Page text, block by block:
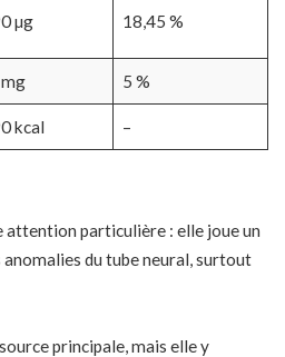
µg 18,45 %
5 %
kcal –
attention particulière : elle joue un
du tube neural, surtout
principale, mais elle y